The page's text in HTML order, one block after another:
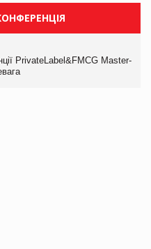
PrivateLabel&FMCG Master-